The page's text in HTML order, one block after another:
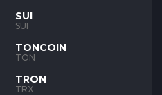
SUI
SUI
TONCOIN
TON
TRON
TRX